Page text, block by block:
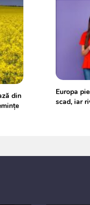
din
Europa
scad, iar